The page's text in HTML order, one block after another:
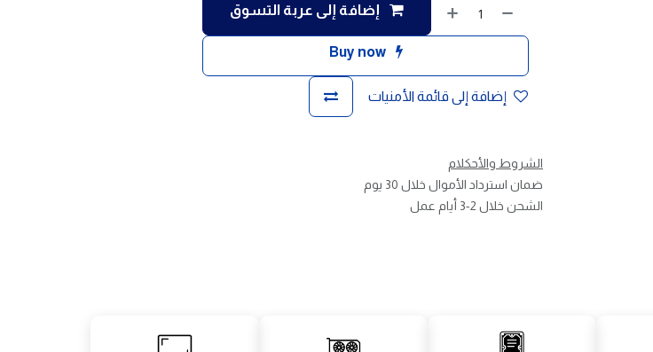
إضافة إلى عربة التسوق
Buy now
إضافة إلى قائمة الأمنيات
الشروط والأحكلام
ضمان استرداد الأموال خلال 30 يوم
الشحن خلال 2-3 أيام عمل